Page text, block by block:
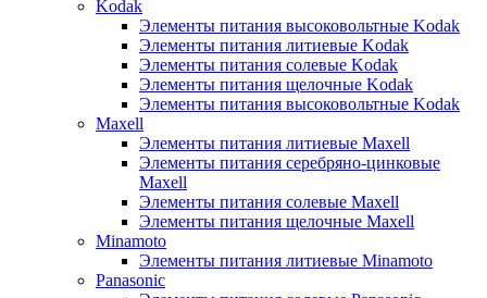
Kodak
Элементы питания высоковольтные Kodak
Элементы питания литиевые Kodak
Элементы питания солевые Kodak
Элементы питания щелочные Kodak
Элементы питания высоковольтные Kodak
Maxell
Элементы питания литиевые Maxell
Элементы питания серебряно-цинковые
Maxell
Элементы питания солевые Maxell
Элементы питания щелочные Maxell
Minamoto
Элементы питания литиевые Minamoto
Panasonic